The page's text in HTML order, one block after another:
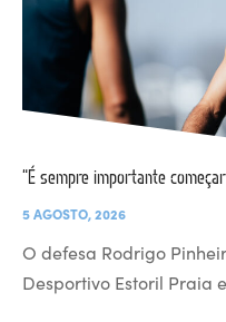
“É sempre importante
5 AGOSTO, 2026
O defesa Rodrigo
Desportivo Estoril Praia